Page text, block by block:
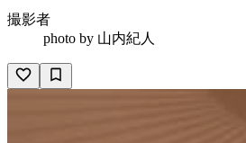
撮影者
photo by 山内紀人